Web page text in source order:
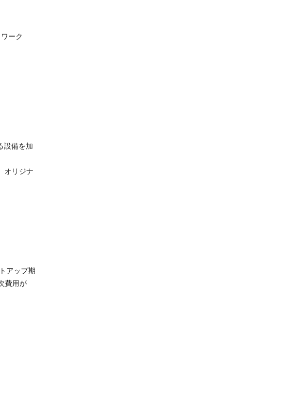
設備を加
オリジナ
アップ期
費用が